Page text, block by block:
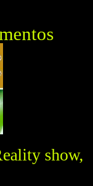
show,